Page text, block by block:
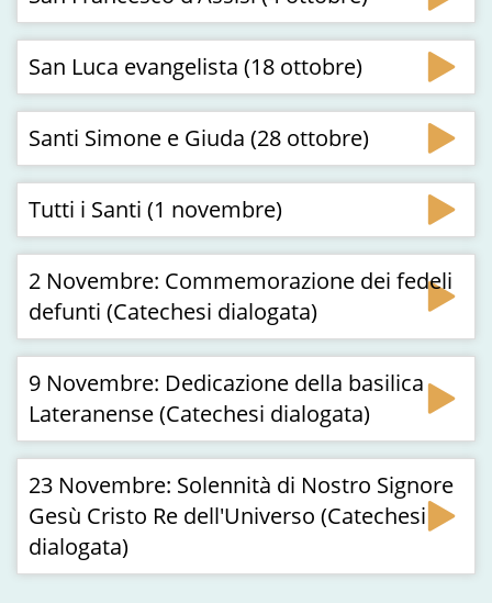
San Luca evangelista (18 ottobre)
Santi Simone e Giuda (28 ottobre)
Tutti i Santi (1 novembre)
2 Novembre: Commemorazione dei fedeli
defunti (Catechesi dialogata)
9 Novembre: Dedicazione della basilica
Lateranense (Catechesi dialogata)
23 Novembre: Solennità di Nostro Signore
Gesù Cristo Re dell'Universo (Catechesi
dialogata)